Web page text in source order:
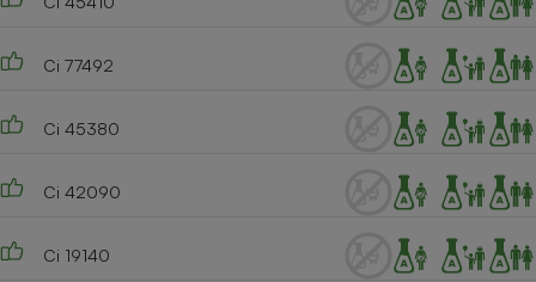
Ci 77492
Ci 45380
Ci 42090
Ci 19140